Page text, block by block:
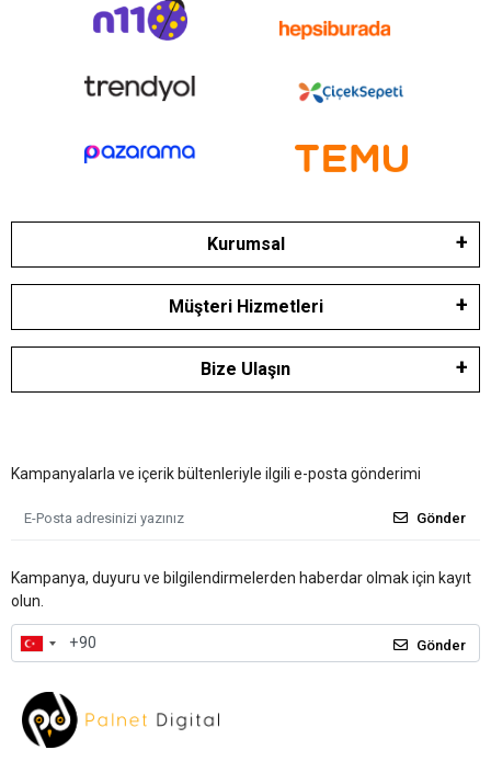
Kurumsal
Müşteri Hizmetleri
Bize Ulaşın
Kampanyalarla ve içerik bültenleriyle ilgili e-posta gönderimi
Gönder
Kampanya, duyuru ve bilgilendirmelerden haberdar olmak için kayıt
olun.
Gönder